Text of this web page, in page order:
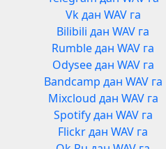
Vk дан WAV га
Bilibili дан WAV га
Rumble дан WAV га
Odysee дан WAV га
Bandcamp дан WAV га
Mixcloud дан WAV га
Spotify дан WAV га
Flickr дан WAV га